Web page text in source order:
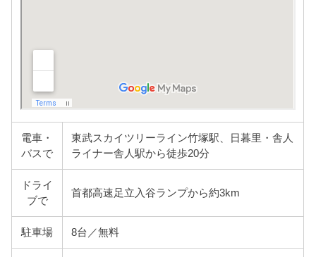
電車・
バスで
東武スカイツリーライン竹塚駅、日暮里・舎人
ライナー舎人駅から徒歩20分
ドライ
ブで
首都高速足立入谷ランプから約3km
駐車場 8台／無料